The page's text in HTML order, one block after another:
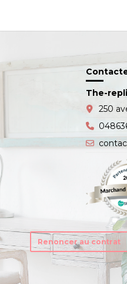
The-
250
Renoncer au contrat